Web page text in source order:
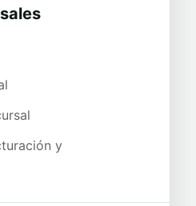
y